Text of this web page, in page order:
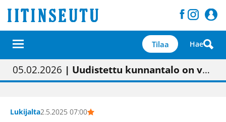
Tilaa Hae
01.02.2026 | Painon vaihtumisen pitäisi näkyä hieman parempana painojäljen laatuna lehdessä
05.02.2026 | Uudistettu kunnantalo on valoisa
23.04.2026 | “Olemme käynnistämässä uudelleen keskustavisiotyön”
09.05.2026| "Maalla on totuttu elämään omavaraisemmin kuin kaupungissa"
Lukijalta2.5.2025 07:00